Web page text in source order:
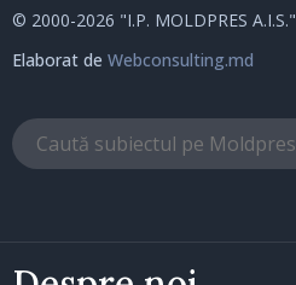
© 2000-2026 "I.P. MOLDPRES A.I.S."
Elaborat de Webconsulting.md